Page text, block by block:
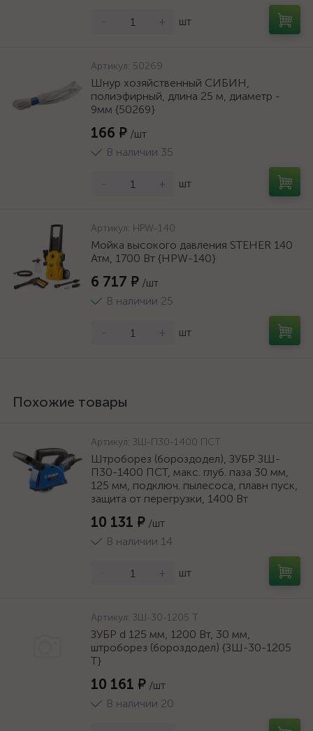
- + шт
Артикул: 50269
Шнур хозяйственный СИБИН,
полиэфирный, длина 25 м, диаметр -
9мм {50269}
166 ₽ /шт
В наличии 35
- + шт
Артикул: HPW-140
Мойка высокого давления STEHER 140
Атм, 1700 Вт {HPW-140}
6 717 ₽ /шт
В наличии 25
- + шт
Похожие товары
Артикул: ЗШ-П30-1400 ПСТ
Штроборез (бороздодел), ЗУБР ЗШ-
П30-1400 ПСТ, макс. глуб. паза 30 мм,
125 мм, подключ. пылесоса, плавн пуск,
защита от перегрузки, 1400 Вт
10 131 ₽ /шт
В наличии 14
+ шт
Артикул: ЗШ-30-1205 Т
ЗУБР d 125 мм, 1200 Вт, 30 мм,
штроборез (бороздодел) {ЗШ-30-1205
Т}
10 161 ₽ /шт
В наличии 20